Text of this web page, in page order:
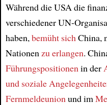
Während die USA die
verschiedener UN-
haben, bemüht sich China,
Nationen zu erlangen.
Führungspositionen in der
und soziale
Fernmeldeunion und im